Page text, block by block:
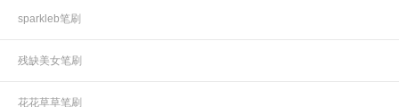
sparkleb笔刷
残缺美女笔刷
花花草草笔刷